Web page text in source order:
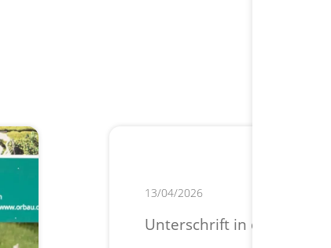
13/04/2026
Unterschrift in der